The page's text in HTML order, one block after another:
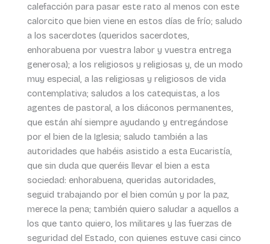
calefacción para pasar este rato al menos con este
calorcito que bien viene en estos días de frío; saludo
a los sacerdotes (queridos sacerdotes,
enhorabuena por vuestra labor y vuestra entrega
generosa); a los religiosos y religiosas y, de un modo
muy especial, a las religiosas y religiosos de vida
contemplativa; saludos a los catequistas, a los
agentes de pastoral, a los diáconos permanentes,
que están ahí siempre ayudando y entregándose
por el bien de la Iglesia; saludo también a las
autoridades que habéis asistido a esta Eucaristía,
que sin duda que queréis llevar el bien a esta
sociedad: enhorabuena, queridas autoridades,
seguid trabajando por el bien común y por la paz,
merece la pena; también quiero saludar a aquellos a
los que tanto quiero, los militares y las fuerzas de
seguridad del Estado, con quienes estuve casi cinco